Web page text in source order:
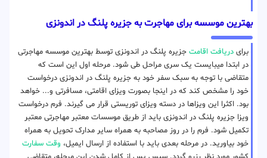
بهترین موسسه برای مهاجرت به جزیره پلنگ در اندونزی
برای دریافت اقامت جزیره پلنگ در اندونزی توسط بهترین موسسه مهاجرتی
در ابتدا میبایست یک سری مراحل طی شود. مرحله اول این است که
متقاضی با توجه به سبک سفر خود به جزیره پلنگ در اندونزی درخواست
خود را مشخص کند که در اینجا بصورت ویزای اقامتی، مسافرتی و... خواهد
بود. اکثرا این ویزاها در دسته ویزای توریستی قرار می گیرند. فرم درخواست
ویزا جزیره پلنگ در اندونزی باید از طریق موسسات معتبر مهاجرتی معتبر
تکمیل شود. فرم را در روز مصاحبه به همراه سایر مدارک تحویل به همراه
خود بیاورید. در مرحله بعدی باید با استفاده از ارسال ایمیل، وقت سفارت